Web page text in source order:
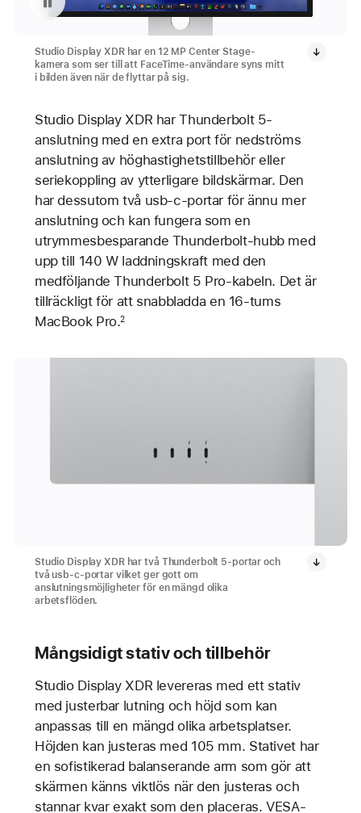
Studio Display XDR har en 12 MP Center Stage-
kamera som ser till att FaceTime-användare syns mitt
i bilden även när de flyttar på sig.
Studio Display XDR har Thunderbolt 5-
anslutning med en extra port för nedströms
anslutning av höghastighetstillbehör eller
seriekoppling av ytterligare bildskärmar. Den
har dessutom två usb-c-portar för ännu mer
anslutning och kan fungera som en
utrymmesbesparande Thunderbolt-hubb med
upp till 140 W laddningskraft med den
medföljande Thunderbolt 5 Pro-kabeln. Det är
tillräckligt för att snabbladda en 16-tums
MacBook Pro.2
Studio Display XDR har två Thunderbolt 5-portar och
två usb-c-portar vilket ger gott om
anslutningsmöjligheter för en mängd olika
arbetsflöden.
Mångsidigt stativ och tillbehör
Studio Display XDR levereras med ett stativ
med justerbar lutning och höjd som kan
anpassas till en mängd olika arbetsplatser.
Höjden kan justeras med 105 mm. Stativet har
en sofistikerad balanserande arm som gör att
skärmen känns viktlös när den justeras och
stannar kvar exakt som den placeras. VESA-